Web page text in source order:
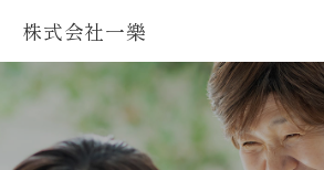
株式会社一樂
一樂の想い